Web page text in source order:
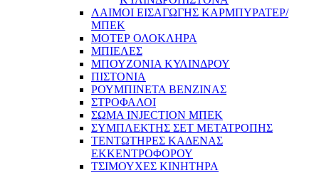
ΛΑΙΜΟΙ ΕΙΣΑΓΩΓΗΣ ΚΑΡΜΠΥΡΑΤΕΡ/
ΜΠΕΚ
ΜΟΤΕΡ ΟΛΟΚΛΗΡΑ
ΜΠΙΕΛΕΣ
ΜΠΟΥΖΟΝΙΑ ΚΥΛΙΝΔΡΟΥ
ΠΙΣΤΟΝΙΑ
ΡΟΥΜΠΙΝΕΤΑ ΒΕΝΖΙΝΑΣ
ΣΤΡΟΦΑΛΟΙ
ΣΩΜΑ INJECTION ΜΠΕΚ
ΣΥΜΠΛΕΚΤΗΣ ΣΕΤ ΜΕΤΑΤΡΟΠΗΣ
ΤΕΝΤΩΤΗΡΕΣ ΚΑΔΕΝΑΣ
ΕΚΚΕΝΤΡΟΦΟΡΟΥ
ΤΣΙΜΟΥΧΕΣ ΚΙΝΗΤΗΡΑ